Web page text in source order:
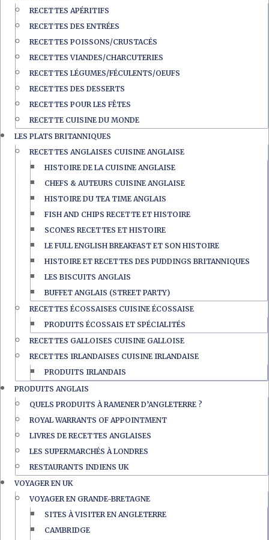
RECETTES APÉRITIFS
RECETTES DES ENTRÉES
RECETTES POISSONS/CRUSTACÉS
RECETTES VIANDES/CHARCUTERIES
RECETTES LÉGUMES/FÉCULENTS/OEUFS
RECETTES DES DESSERTS
RECETTES POUR LES FÊTES
RECETTE CUISINE DU MONDE
LES PLATS BRITANNIQUES
RECETTES ANGLAISES CUISINE ANGLAISE
HISTOIRE DE LA CUISINE ANGLAISE
CHEFS & AUTEURS CUISINE ANGLAISE
HISTOIRE DU TEA TIME ANGLAIS
FISH AND CHIPS RECETTE ET HISTOIRE
SCONES RECETTES ET HISTOIRE
LE FULL ENGLISH BREAKFAST ET SON HISTOIRE
HISTOIRE ET RECETTES DES PUDDINGS BRITANNIQUES
LES BISCUITS ANGLAIS
BUFFET ANGLAIS (STREET PARTY)
RECETTES ÉCOSSAISES CUISINE ÉCOSSAISE
PRODUITS ÉCOSSAIS ET SPÉCIALITÉS
RECETTES GALLOISES CUISINE GALLOISE
RECETTES IRLANDAISES CUISINE IRLANDAISE
PRODUITS IRLANDAIS
PRODUITS ANGLAIS
QUELS PRODUITS À RAMENER D’ANGLETERRE ?
ROYAL WARRANTS OF APPOINTMENT
LIVRES DE RECETTES ANGLAISES
LES SUPERMARCHÉS À LONDRES
RESTAURANTS INDIENS UK
VOYAGER EN UK
VOYAGER EN GRANDE-BRETAGNE
SITES À VISITER EN ANGLETERRE
CAMBRIDGE